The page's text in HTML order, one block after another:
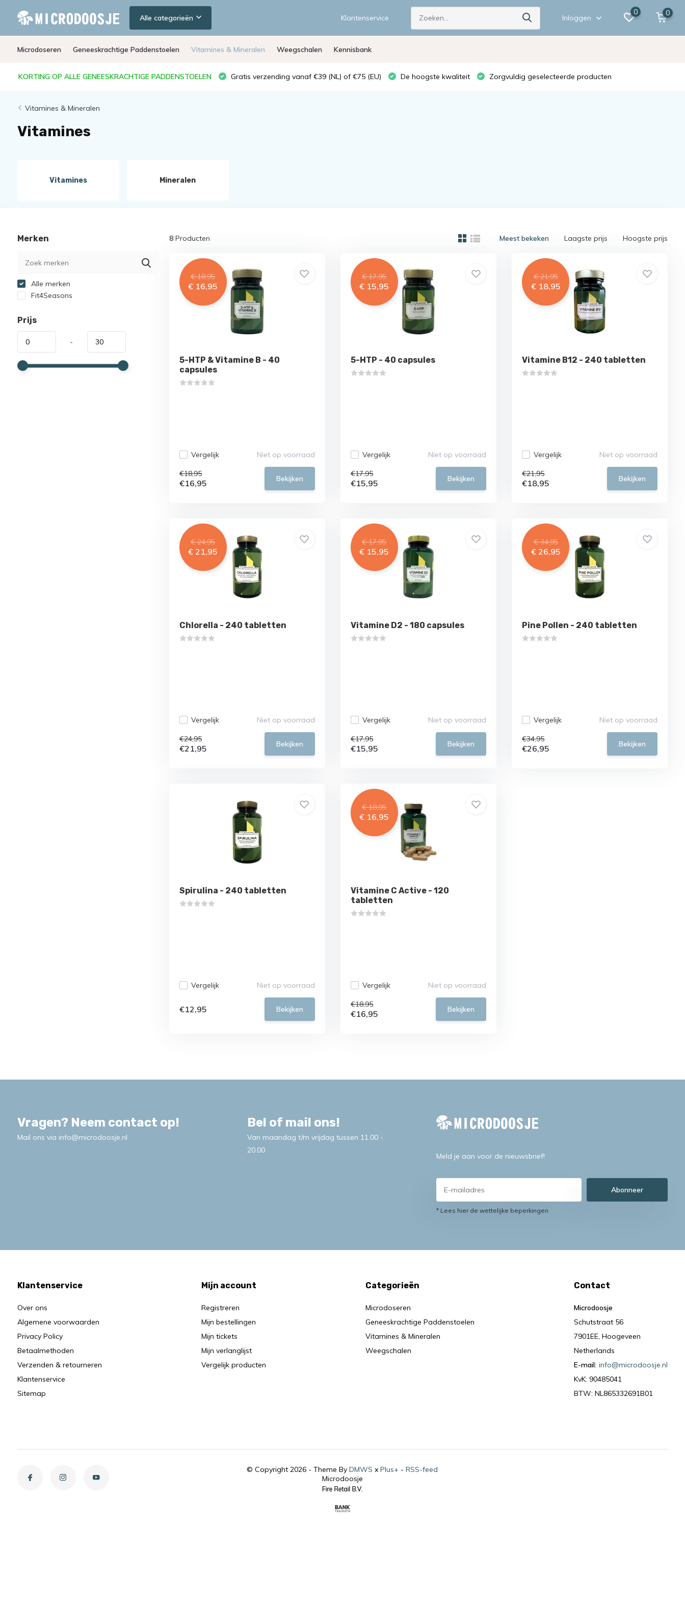
Alle categorieën Klantenservice Inloggen
0 0
Microdoseren Geneeskrachtige Paddenstoelen Vitamines & Mineralen Weegschalen Kennisbank
KORTING OP ALLE GENEESKRACHTIGE PADDENSTOELEN Gratis verzending vanaf €39 (NL) of €75 (EU) De hoogste kwaliteit Zorgvuldig geselecteerde producten
Vitamines & Mineralen
Vitamines
Vitamines Mineralen
Merken
Alle merken
Fit4Seasons
Prijs
-
8Producten Meest bekeken Laagste prijs Hoogste prijs
€ 18,95
€ 16,95
5-HTP & Vitamine B - 40
capsules
Vergelijk Niet op voorraad
€18,95
€16,95 Bekijken
€ 17,95
€ 15,95
5-HTP - 40 capsules
Vergelijk Niet op voorraad
€17,95
€15,95 Bekijken
€ 21,95
€ 18,95
Vitamine B12 - 240 tabletten
Vergelijk Niet op voorraad
€21,95
€18,95 Bekijken
€ 24,95
€ 21,95
Chlorella - 240 tabletten
Vergelijk Niet op voorraad
€24,95
€21,95 Bekijken
€ 17,95
€ 15,95
Vitamine D2 - 180 capsules
Vergelijk Niet op voorraad
€17,95
€15,95 Bekijken
€ 34,95
€ 26,95
Pine Pollen - 240 tabletten
Vergelijk Niet op voorraad
€34,95
€26,95 Bekijken
Spirulina - 240 tabletten
Vergelijk Niet op voorraad
€12,95 Bekijken
€ 18,95
€ 16,95
Vitamine C Active - 120
tabletten
Vergelijk Niet op voorraad
€18,95
€16,95 Bekijken
Vragen? Neem contact op!
Mail ons via info@microdoosje.nl
Bel of mail ons!
Van maandag t/m vrijdag tussen 11.00 -
20.00
Meld je aan voor de nieuwsbrief!
Abonneer
* Lees hier de wettelijke beperkingen
Klantenservice
Over ons
Algemene voorwaarden
Privacy Policy
Betaalmethoden
Verzenden & retourneren
Klantenservice
Sitemap
Mijn account
Registreren
Mijn bestellingen
Mijn tickets
Mijn verlanglijst
Vergelijk producten
Categorieën
Microdoseren
Geneeskrachtige Paddenstoelen
Vitamines & Mineralen
Weegschalen
Contact
Microdoosje
Schutstraat 56
7901EE, Hoogeveen
Netherlands
E-mail: info@microdoosje.nl
KvK: 90485041
BTW: NL865332691B01
© Copyright 2026 - Theme ByDMWS xPlus+ -RSS-feed
Microdoosje